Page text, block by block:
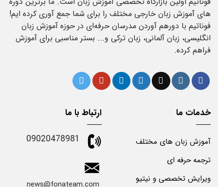
های آموزش زبان خارجی مختلف را برای شما جمع آوری کرده ایم!
فوناتیم با دورهم آوردن مدرسان حرفه‌ای در حوزه آموزش زبان
انگلیسی، زبان آلمانی، زبان ترکی و... بستر مناسبی برای آموزش
فراهم کرده.
خدمات ما
آموزش زبان های مختلف
ترجمه حرفه ای
ویرایش تخصصی و نیتیو
ارتباط با ما
09020478981
news@fonateam.com